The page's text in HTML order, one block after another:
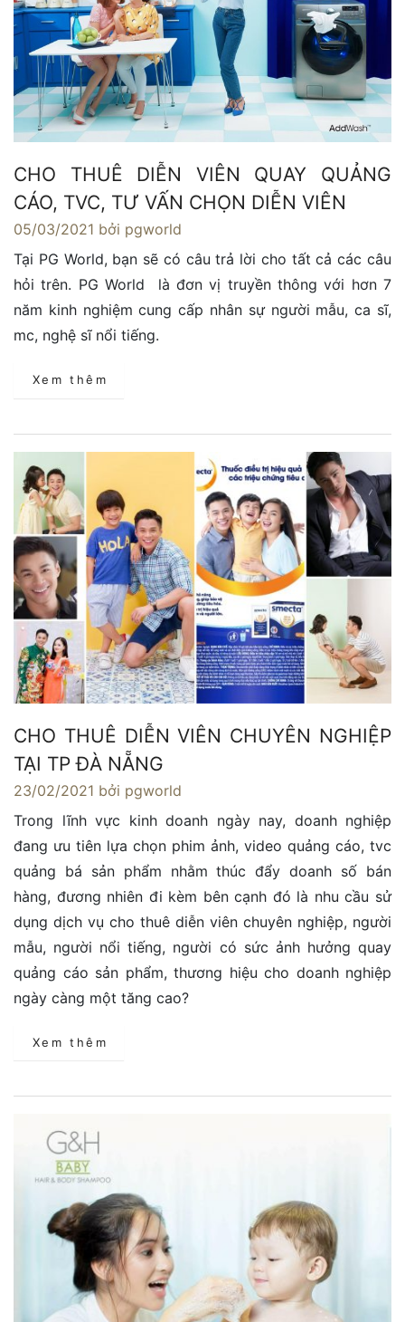
CHO THUÊ DIỄN VIÊN QUAY QUẢNG
CÁO, TVC, TƯ VẤN CHỌN DIỄN VIÊN
05/03/2021 bởi pgworld
Tại PG World, bạn sẽ có câu trả lời cho tất cả các câu
hỏi trên. PG World là đơn vị truyền thông với hơn 7
năm kinh nghiệm cung cấp nhân sự người mẫu, ca sĩ,
mc, nghệ sĩ nổi tiếng.
Xem thêm
CHO THUÊ DIỄN VIÊN CHUYÊN NGHIỆP
TẠI TP ĐÀ NẴNG
23/02/2021 bởi pgworld
Trong lĩnh vực kinh doanh ngày nay, doanh nghiệp
đang ưu tiên lựa chọn phim ảnh, video quảng cáo, tvc
quảng bá sản phẩm nhằm thúc đẩy doanh số bán
hàng, đương nhiên đi kèm bên cạnh đó là nhu cầu sử
dụng dịch vụ cho thuê diễn viên chuyên nghiệp, người
mẫu, người nổi tiếng, người có sức ảnh hưởng quay
quảng cáo sản phẩm, thương hiệu cho doanh nghiệp
ngày càng một tăng cao?
Xem thêm